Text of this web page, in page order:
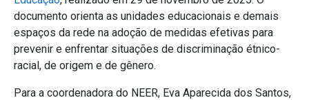
documento orienta as unidades educacionais e demais
espaços da rede na adoção de medidas efetivas para
prevenir e enfrentar situações de discriminação étnico-
racial, de origem e de gênero.
Para a coordenadora do NEER, Eva Aparecida dos Santos,